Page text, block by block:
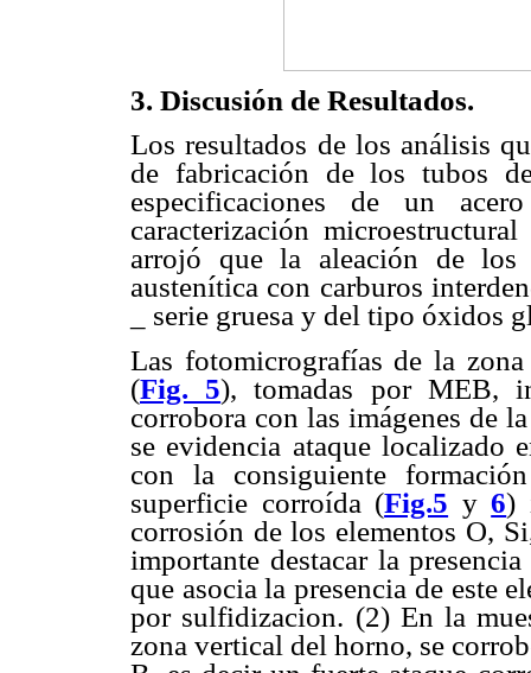
3. Discusión de Resultados.
Los resultados de los análisis
de fabricación de los tubos
especificaciones de un
caracterización
arrojó que la aleación de los
austenítica con carburos
_ serie gruesa y del tipo óxidos
Las fotomicrografías de la
(Fig. 5), tomadas por MEB,
corrobora con las imágenes de
se evidencia ataque localizado
con la consiguiente
superficie corroída (Fig.5 y6)
corrosión de los elementos O,
importante destacar la
que asocia la presencia de este
por sulfidizacion. (2) En la
zona vertical del horno, se